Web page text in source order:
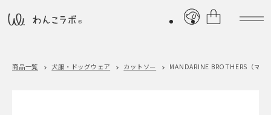
商品一覧 犬服・ドッグウェア カットソー MANDARINE BROTHERS（マン